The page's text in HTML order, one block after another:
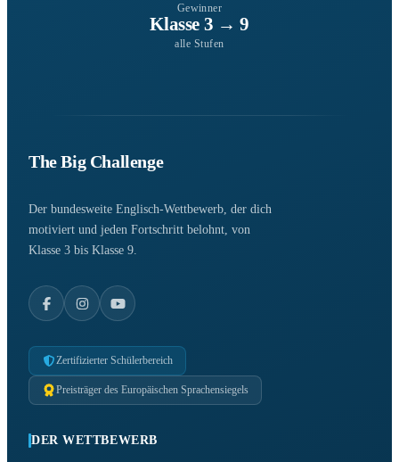
Gewinner
Klasse 3 → 9
alle Stufen
The Big Challenge
Der bundesweite Englisch-Wettbewerb, der dich
motiviert und jeden Fortschritt belohnt, von
Klasse 3 bis Klasse 9.
Zertifizierter Schülerbereich
Preisträger des Europäischen Sprachensiegels
DER WETTBEWERB